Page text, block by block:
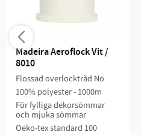
Madeira Aeroflock Vit /
8010
Flossad overlocktråd No
100% polyester - 1000m
För fylliga dekorsömmar
och mjuka sömmar
Oeko-tex standard 100